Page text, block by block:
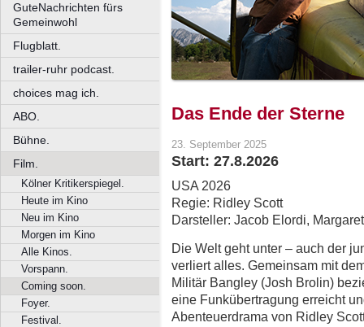
GuteNachrichten fürs
Gemeinwohl
Flugblatt.
trailer-ruhr podcast.
choices mag ich.
ABO.
Bühne.
Film.
Kölner Kritikerspiegel.
Heute im Kino
Neu im Kino
Morgen im Kino
Alle Kinos.
Vorspann.
Coming soon.
Foyer.
Festival.
Das Ende der Sterne
23. September 2025
Start: 27.8.2026
USA 2026
Regie: Ridley Scott
Darsteller: Jacob Elordi,
Die Welt geht unter – auch der
verliert alles. Gemeinsam mit
Militär Bangley (Josh Brolin)
eine Funkübertragung erreicht
Abenteuerdrama von Ridley